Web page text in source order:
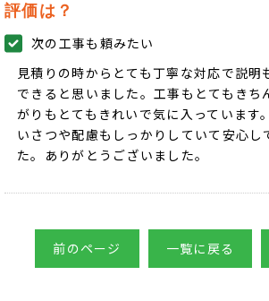
評価は？
次の工事も頼みたい
見積りの時からとても丁寧な対応で説明
できると思いました。工事もとてもきち
がりもとてもきれいで気に入っています
いさつや配慮もしっかりしていて安心し
た。ありがとうございました。
前のページ 一覧に戻る